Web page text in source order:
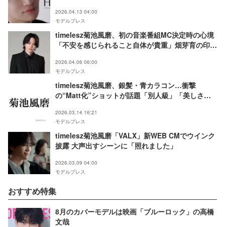
2026.04.13 04:00
モデルプレス
timelesz菊池風磨、初の音楽番組MC決定時の心境
「不安を感じられること自体が貴重」畑芽育の印象
2026.04.06 06:00
モデルプレス
timelesz菊池風磨、銀髪・青カラコン…衝撃
の“Matt化”ショットが話題「別人級」「美しさ際
2026.03.14 16:21
モデルプレス
timelesz菊池風磨「VALX」新WEB CMでウインク
披露 大声出すシーンに「照れました」
2026.03.09 04:00
モデルプレス
おすすめ特集
8月のカバーモデルは映画「ブルーロック」の高橋
文哉